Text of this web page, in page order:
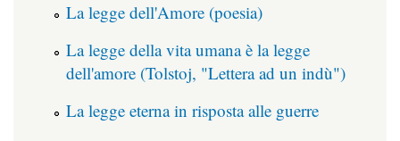
La legge dell'Amore (poesia)
La legge della vita umana è la legge
dell'amore (Tolstoj, "Lettera ad un indù")
La legge eterna in risposta alle guerre